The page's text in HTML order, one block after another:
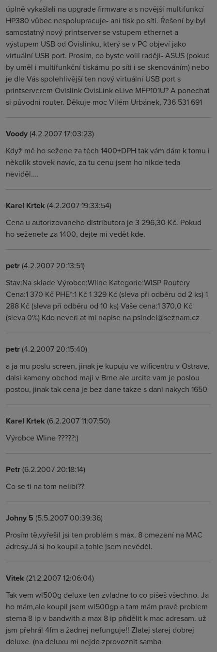
úplně vykašlali na upgrade firmware a s novější multifunkcí
HP380 vůbec nespolupracuje- ani tisk po síti. Řešení by byl
samostatný nový printserver se vstupem ethernet a
výstupem USB od Ovislinku, který se v PC objeví jako
virtuální USB port. Prosím, co byste volil raději- ASUS (pokud
by uměl i multifunkční tiskárnu po síti i se skenováním) nebo
je dle Vás spolehlivější ten nový virtuální USB port s
printserverem Ovislink OvisLink eLive MFP101U? A ponechat
si původni router. Děkuje moc Vilém Urbánek, 736 531 691
Voody(4.2.2007 17:03:23)
Když mě ho sežene za těch 1400+DPH tak vám dám k tomu i
několik stovek navíc, za tu cenu jsem ho nikde teda
neviděl....
Karel Krtek (4.2.2007 19:33:54)
Cena u autorizovaneho distributora je 3 296,30 Kč. Pokud
ho seženete za 1400, dejte mi vedět kde.
petr(4.2.2007 20:13:51)
Stav:Na sklade Výrobce:Wline Kategorie:WISP Routery
Cena:1 370 Kč PHE*:1 Kč 1 329 Kč (sleva při odběru od 2 ks) 1
288 Kč (sleva při odběru od 10 ks) Vaše cena:1 370,0 Kč
(sleva 0%) Kdo neveri at mi napise na psindel@seznam.cz
petr(4.2.2007 20:15:40)
a ja mu poslu screen, jinak je kupuju ve wificentru v Ostrave,
dalsi kameny obchod maji v Brne ale urcite vam je poslou
postou, jinak tak cena je bez dane takze s dani nakych 1650
Karel Krtek (6.2.2007 11:07:50)
Výrobce Wline ?????:)
Petr(6.2.2007 20:18:14)
Co se ti na tom nelibi??
Johny 5 (5.5.2007 00:39:36)
Prosím tě,vyřešil jsi ten problém s max. 8 omezení na MAC
adresy.Já si ho koupil a tohle jsem nevěděl.
Vitek (21.2.2007 12:06:04)
Tak vem wl500g deluxe ten zvladne to co pišeš všechno. Ja
ho mám,ale koupil jsem wl500gp a tam mám pravě problem
stema 8 ip v bandwith a max 8 ip přidělit k mac adresam. už
jsm přehrál 4fm a žadnej nefunguje!! Zlatej starej dobrej
deluxe. (na deluxu mi nejde zprovoznit samba